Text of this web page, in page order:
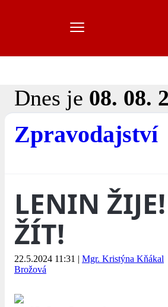
Dnes je 08. 08.
Zpravodajství
LENIN
ŽÍT!
22.5.2024 11:31 | Mgr. Kristýna Kňákal
Brožová